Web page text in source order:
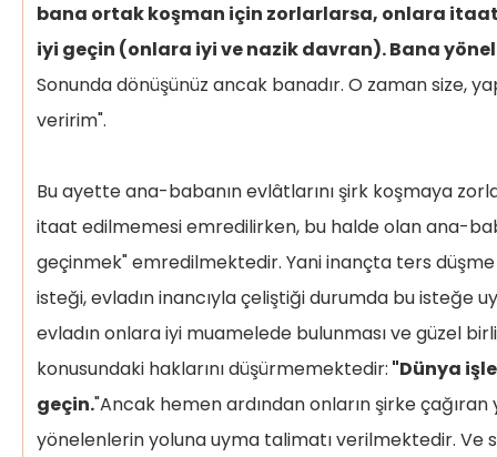
bana ortak koşman için zorlarlarsa, onlara
iyi geçin (onlara iyi ve nazik davran). Bana
Sonunda dönüşünüz ancak banadır. O zaman size,
veririm".
Bu ayette ana-babanın evlâtlarını şirk koşmaya
itaat edilmemesi emredilirken, bu halde olan ana-
geçinmek" emredilmektedir. Yani inançta ters
isteği, evladın inancıyla çeliştiği durumda bu isteğe
evladın onlara iyi muamelede bulunması ve güzel
konusundaki haklarını düşürmemektedir: "Dünya
geçin."Ancak hemen ardından onların şirke
yönelenlerin yoluna uyma talimatı verilmektedir. Ve